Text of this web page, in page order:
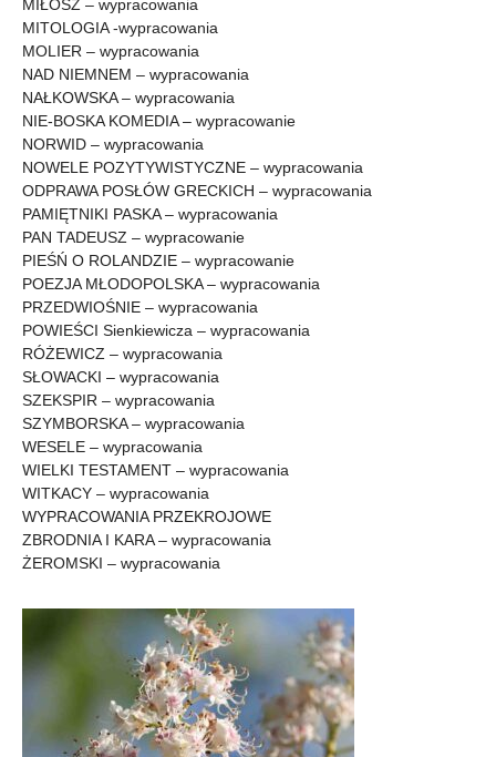
MIŁOSZ – wypracowania
MITOLOGIA -wypracowania
MOLIER – wypracowania
NAD NIEMNEM – wypracowania
NAŁKOWSKA – wypracowania
NIE-BOSKA KOMEDIA – wypracowanie
NORWID – wypracowania
NOWELE POZYTYWISTYCZNE – wypracowania
ODPRAWA POSŁÓW GRECKICH – wypracowania
PAMIĘTNIKI PASKA – wypracowania
PAN TADEUSZ – wypracowanie
PIEŚŃ O ROLANDZIE – wypracowanie
POEZJA MŁODOPOLSKA – wypracowania
PRZEDWIOŚNIE – wypracowania
POWIEŚCI Sienkiewicza – wypracowania
RÓŻEWICZ – wypracowania
SŁOWACKI – wypracowania
SZEKSPIR – wypracowania
SZYMBORSKA – wypracowania
WESELE – wypracowania
WIELKI TESTAMENT – wypracowania
WITKACY – wypracowania
WYPRACOWANIA PRZEKROJOWE
ZBRODNIA I KARA – wypracowania
ŻEROMSKI – wypracowania